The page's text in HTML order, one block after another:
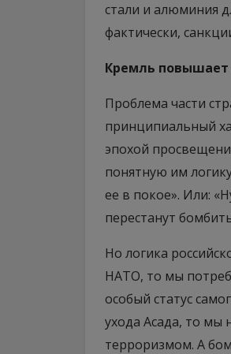
стали и алюминия
фактически,
Кремль повышает
Проблема части
принципиальный
эпохой
понятную им
ее в покое». Или:
перестанут
Но логика
НАТО, то мы
особый статус
ухода Асада, то мы
терроризмом. А